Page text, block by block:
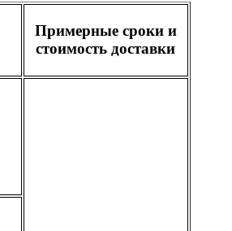
Примерные сроки и
стоимость доставки